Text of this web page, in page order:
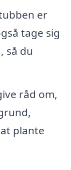
er
tage sig
så du
råd om,
plante